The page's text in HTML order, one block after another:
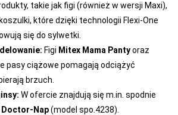
takie jak figi (również w wersji Maxi),
które dzięki technologii Flexi-One
się do sylwetki.
Figi Mitex Mama Pantyoraz
pasy ciążowe pomagają odciążyć
brzuch.
W ofercie znajdują się m.in. spodnie
Doctor-Nap(model spo.4238).